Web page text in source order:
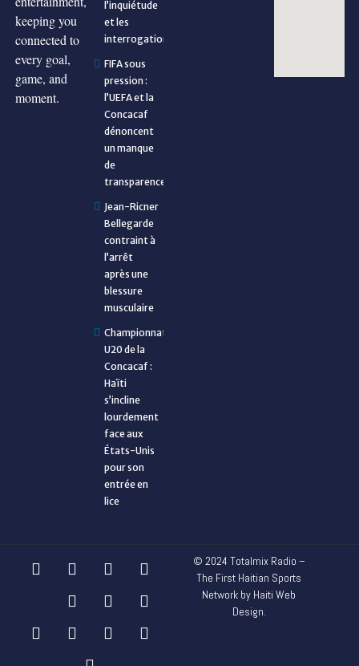
keeping you
connected to
every goal,
game, and
moment.
l’inquiétude
et les
interrogations
FIFA sous
pression :
l’UEFA et la
Concacaf
dénoncent
un manque
de
transparence
Jean-Ricner
Bellegarde
contraint à
l’arrêt
après une
blessure
musculaire
Championnat
U20 de la
Concacaf :
Haïti
s’incline
lourdement
face aux
États-Unis
pour son
entrée en
lice
© 2024 Totalmix Radio –
The First Haitian Sports
Network by Haiti Web
Design.